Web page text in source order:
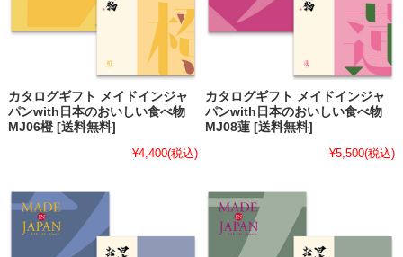
カタログギフト メイドインジャ
パンwith日本のおいしい食べ物
MJ06橙 [送料無料]
¥4,400(税込)
カタログギフト メイドインジャ
パンwith日本のおいしい食べ物
MJ08蓮 [送料無料]
¥5,500(税込)